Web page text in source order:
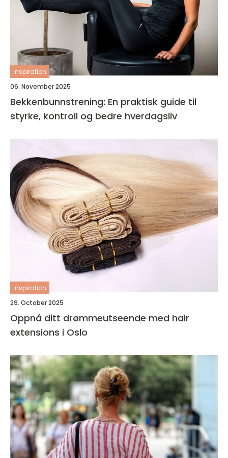
inspiration
06. November 2025
Bekkenbunnstrening: En praktisk guide til
styrke, kontroll og bedre hverdagsliv
inspiration
29. October 2025
Oppnå ditt drømmeutseende med hair
extensions i Oslo